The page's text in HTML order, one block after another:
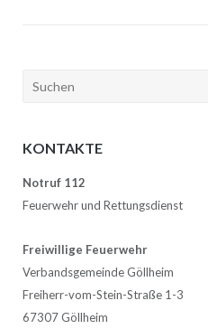
Suchen
KONTAKTE
Notruf 112
Feuerwehr und Rettungsdienst
Freiwillige Feuerwehr
Verbandsgemeinde Göllheim
Freiherr-vom-Stein-Straße 1-3
67307 Göllheim